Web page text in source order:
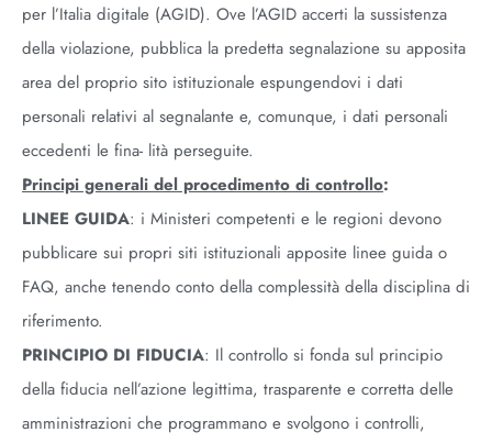
per l’Italia digitale (AGID). Ove l’AGID accerti la sussistenza
della violazione, pubblica la predetta segnalazione su apposita
area del proprio sito istituzionale espungendovi i dati
personali relativi al segnalante e, comunque, i dati personali
eccedenti le fina- lità perseguite.
Principi generali del procedimento di controllo:
LINEE GUIDA: i Ministeri competenti e le regioni devono
pubblicare sui propri siti istituzionali apposite linee guida o
FAQ, anche tenendo conto della complessità della disciplina di
riferimento.
PRINCIPIO DI FIDUCIA: Il controllo si fonda sul principio
della fiducia nell’azione legittima, trasparente e corretta delle
amministrazioni che programmano e svolgono i controlli,